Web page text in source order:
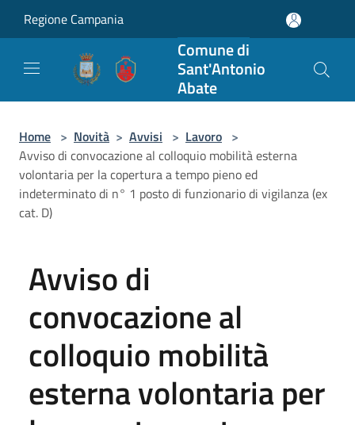
Regione Campania
Comune di
Sant'Antonio
Abate
Home > Novità > Avvisi > Lavoro >
Avviso di convocazione al colloquio mobilità esterna
volontaria per la copertura a tempo pieno ed
indeterminato di n° 1 posto di funzionario di vigilanza (ex
cat. D)
Avviso di
convocazione al
colloquio mobilità
esterna volontaria per